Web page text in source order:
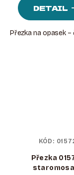
DETAIL
Přezka na opasek –
Přezka
KÓD: